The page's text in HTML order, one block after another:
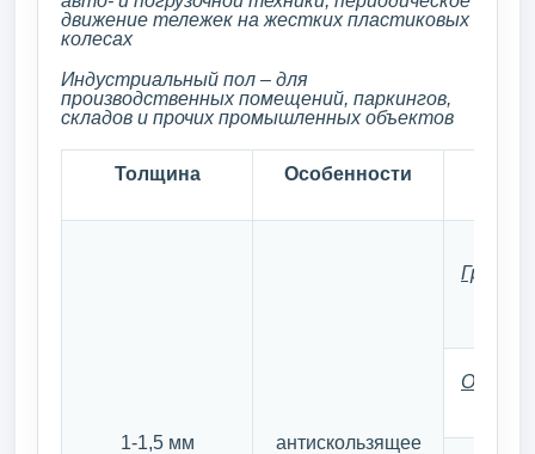
движение тележек на жестких пластиковых
колесах
Индустриальный пол – для
производственных помещений, паркингов,
складов и прочих промышленных объектов
Толщина Особенности
1-1,5 мм антискользящее